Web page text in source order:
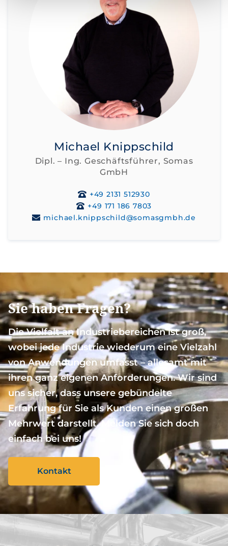
Michael Knippschild
Dipl. – Ing. Geschäftsführer, Somas
GmbH
+49 2131 512930
+49 171 186 7803
michael.knippschild@somasgmbh.de
Sie haben Fragen?
Die Vielfalt an Industriebereichen ist groß,
wobei jede Industrie wiederum eine Vielzahl
von Anwendungen umfasst – allesamt mit
ihren ganz eigenen Anforderungen. Wir sind
uns sicher, dass unsere gebündelte
Erfahrung für Sie als Kunden einen großen
Mehrwert darstellt. Melden Sie sich doch
einfach bei uns!
Kontakt